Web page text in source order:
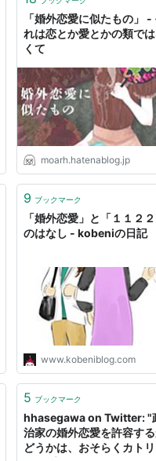
「婚外恋愛に似たもの」 -
れは恋とか愛とかの類で
くて
moarh.hatenablog.jp
9 ブックマーク
「婚外恋愛」と「１１２２
のはなし - kobeniの日記
www.kobeniblog.com
5 ブックマーク
hhasegawa on Twitter: "
治家の婚外恋愛を許容す
どうかは、おそらくカトリ